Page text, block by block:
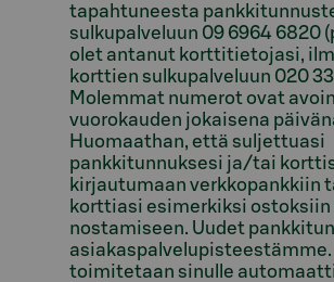
tapahtuneesta
sulkupalveluun 09 6964 6820
olet antanut korttitietojasi,
korttien sulkupalveluun 020
Molemmat numerot ovat
vuorokauden jokaisena
Huomaathan, että suljettuasi
pankkitunnuksesi ja/tai
kirjautumaan verkkopankkiin
korttiasi esimerkiksi
nostamiseen. Uudet
toimitetaan sinulle